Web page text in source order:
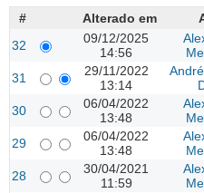
# Alterado em
32
09/12/2025
14:56
31
29/11/2022
13:14
30
06/04/2022
13:48
29
06/04/2022
13:48
28
30/04/2021
11:59